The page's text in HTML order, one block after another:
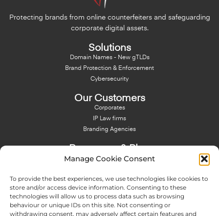
Manage Cookie Consent
To provide the best experiences, we use technologies like cookies to
store and/or access device information. Consenting to these
technologies will allow us to process data such as browsing
behaviour or unique IDs on this site. Not consenting or
withdrawing consent, may adversely affect certain features and
Protecting brands from online counterfeiters and safeguarding
corporate digital assets.
Solutions
Domain Names - New gTLDs
Brand Protection & Enforcement
Cybersecurity
Our Customers
Corporates
IP Law firms
Branding Agencies
Blog
Domain Names Search
About Us
Expertise